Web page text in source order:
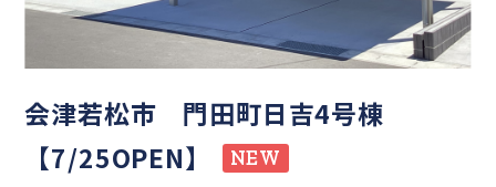
会津若松市 門田町日吉4号棟
【7/25OPEN】
NEW